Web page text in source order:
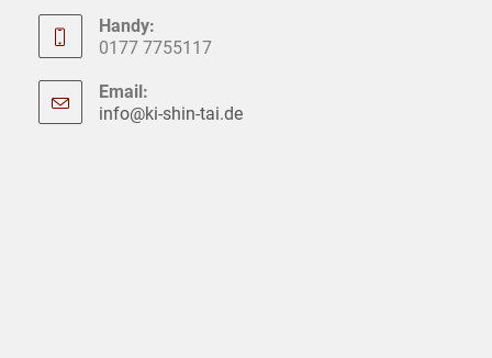
Handy:
0177 7755117
Email:
info@ki-shin-tai.deOpens